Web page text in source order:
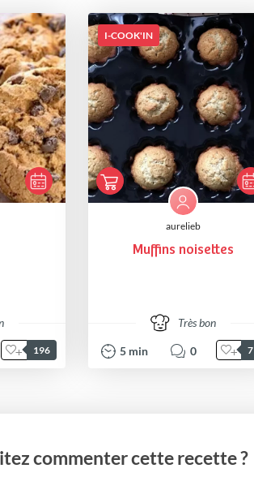
196
I-COOK'IN
aurelieb
Muffins noisettes
Très bon
5 min 0
commenter cette recette ?